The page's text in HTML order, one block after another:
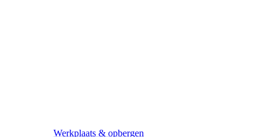
Werkplaats & opbergen